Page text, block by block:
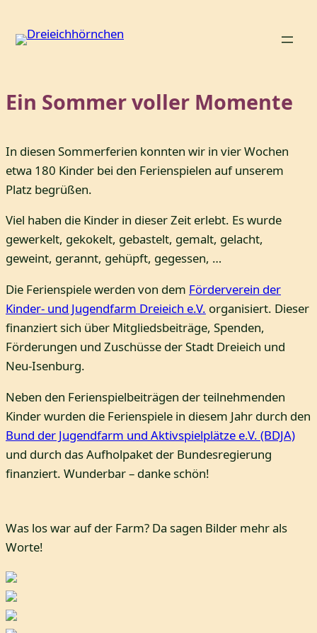
Inhalt
Ein Sommer voller Momente
In diesen Sommerferien konnten wir in vier Wochen
etwa 180 Kinder bei den Ferienspielen auf unserem
Platz begrüßen.
Viel haben die Kinder in dieser Zeit erlebt. Es wurde
gewerkelt, gekokelt, gebastelt, gemalt, gelacht,
geweint, gerannt, gehüpft, gegessen, …
Die Ferienspiele werden von dem Förderverein der
Kinder- und Jugendfarm Dreieich e.V. organisiert. Dieser
finanziert sich über Mitgliedsbeiträge, Spenden,
Förderungen und Zuschüsse der Stadt Dreieich und
Neu-Isenburg.
Neben den Ferienspielbeiträgen der teilnehmenden
Kinder wurden die Ferienspiele in diesem Jahr durch den
Bund der Jugendfarm und Aktivspielplätze e.V. (BDJA)
und durch das Aufholpaket der Bundesregierung
finanziert. Wunderbar – danke schön!
Was los war auf der Farm? Da sagen Bilder mehr als
Worte!